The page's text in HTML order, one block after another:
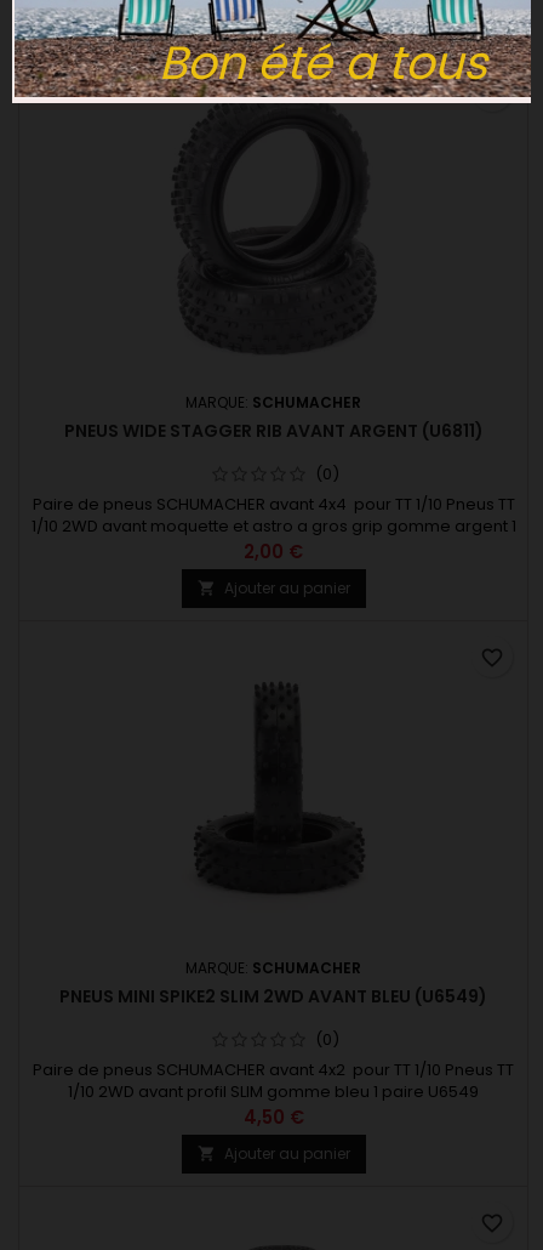
 Ajouter au panier
Promo !
MARQUE: SCHUMACHER
PNEUS WIDE STAGGER RIB AVANT ARGENT (U6811)
(0)
Paire de pneus SCHUMACHER avant 4x4 pour TT 1/10 Pneus TT
1/10 2WD avant moquette et astro a gros grip gomme argent 1
paire
2,00 €
 Ajouter au panier
favorite_border
MARQUE: SCHUMACHER
PNEUS MINI SPIKE2 SLIM 2WD AVANT BLEU (U6549)
(0)
Paire de pneus SCHUMACHER avant 4x2 pour TT 1/10 Pneus TT
1/10 2WD avant profil SLIM gomme bleu 1 paire U6549
4,50 €
 Ajouter au panier
favorite_border
favorite_border
Bon été a tous